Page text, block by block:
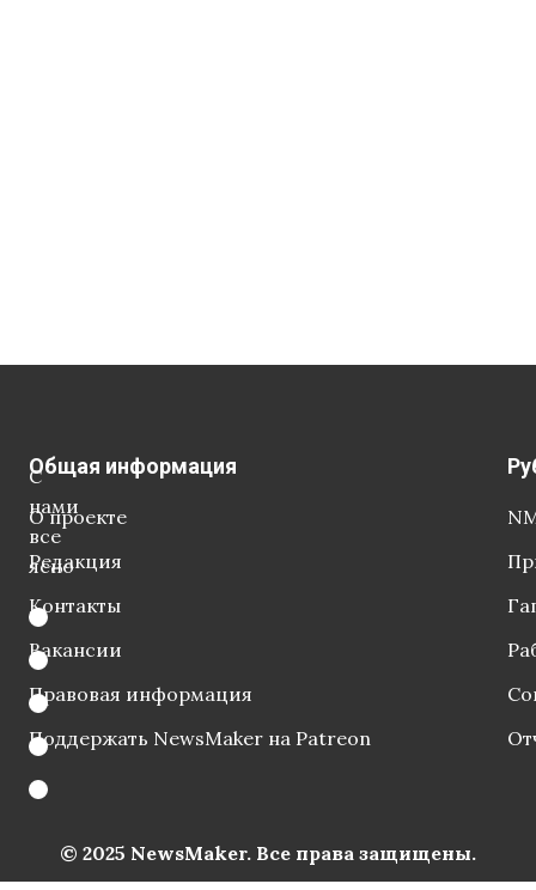
С
нами
все
ясно
Общая информация
О проекте
Редакция
Контакты
Вакансии
Правовая информация
Поддержать NewsMaker на Patreon
© 2025 NewsMaker. Все права защищены.